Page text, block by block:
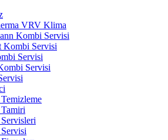
VRV Klima
Kombi Servisi
Kombi Servisi
Servisi
Servisi